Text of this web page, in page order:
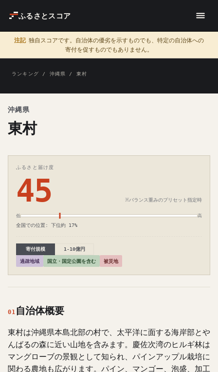
ふるさとスコア
注記 独自スコアです。自治体の優劣を示すものでも、特定の自治体への
寄付を促すものでもありません。
ランキング / 沖縄県 / 東村
沖縄県
東村
ふるさと届け度
45 ※バランス重みのプリセット指定時
低 高
全国での位置: 下位約 17%
寄付規模 1-10億円
過疎地域 国立・国定公園を含む 被災地
01 自治体概要
東村は沖縄県本島北部の村で、太平洋に面する海岸部とや
んばるの森に近い山地を含みます。慶佐次湾のヒルギ林は
マングローブの景観として知られ、パインアップル栽培に
関わる農地も広がります。パイン、マンゴー、泡盛、加工